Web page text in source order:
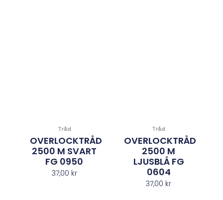
Tråd
OVERLOCKTRÅD
2500 M SVART
FG 0950
37,00 kr
Tråd
OVERLOCKTRÅD
2500 M
LJUSBLÅ FG
0604
37,00 kr